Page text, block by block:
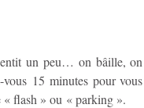
un peu… on bâille, on
15 minutes pour vous
« flash » ou « parking ».